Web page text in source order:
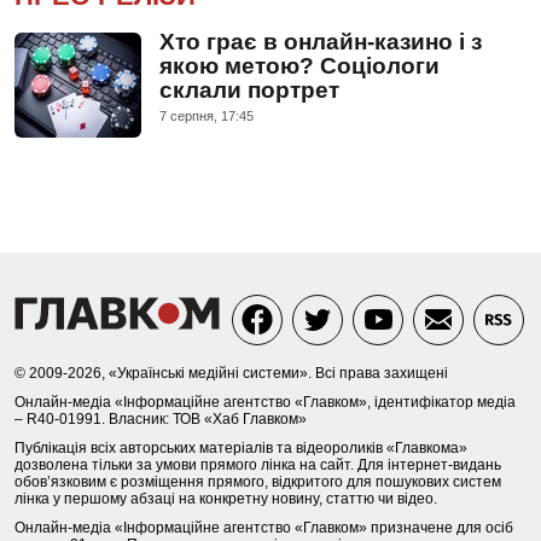
Хто грає в онлайн-казино і з
якою метою? Соціологи
склали портрет
7 серпня, 17:45
© 2009-2026, «Українські медійні системи». Всі права захищені
Онлайн-медіа «Інформаційне агентство «Главком», ідентифікатор медіа
– R40-01991. Власник: ТОВ «Хаб Главком»
Публікація всіх авторських матеріалів та відеороликів «Главкома»
дозволена тільки за умови прямого лінка на сайт. Для інтернет-видань
обов’язковим є розміщення прямого, відкритого для пошукових систем
лінка у першому абзаці на конкретну новину, статтю чи відео.
Онлайн-медіа «Інформаційне агентство «Главком» призначене для осіб